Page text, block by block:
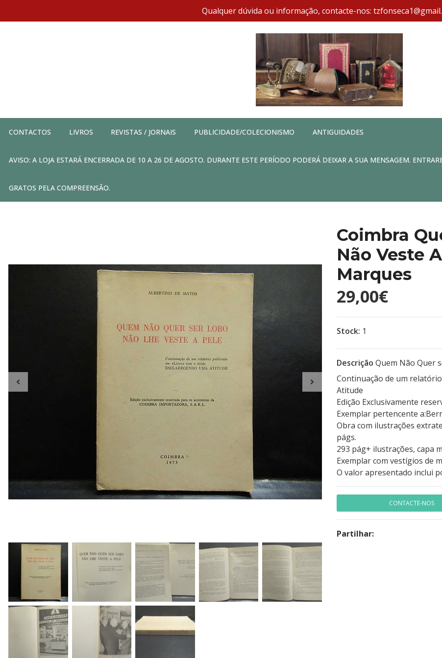
Qualquer dúvida ou informação, contacte-nos:
CONTACTOS LIVROS REVISTAS / JORNAIS PUBLICIDADE/COLECIONISMO ANTIGUIDADES
AVISO: A LOJA ESTARÁ ENCERRADA DE 10 A 26 DE AGOSTO. DURANTE ESTE PERÍODO PODERÁ DEIXAR A SUA MENSAGEM.
GRATOS PELA COMPREENSÃO.
Coimbra
Não Veste
Marques
29,00€
Stock: 1
Descrição Quem Não Quer
Continuação de um
Atitude
Edição Exclusivamente
Exemplar pertencente
Obra com ilustrações
págs.
293 pág+ ilustrações, capa
Exemplar com vestígios de
O valor apresentado inclui
CONTACTE-NOS
Partilhar: